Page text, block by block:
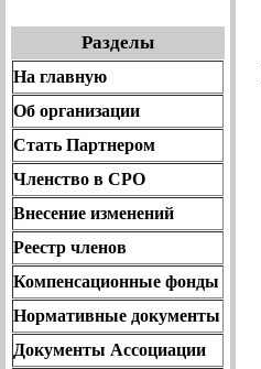
Разделы
На главную
Об организации
Стать Партнером
Членство в СРО
Внесение изменений
Реестр членов
Компенсационные фонды
Нормативные документы
Документы Ассоциации